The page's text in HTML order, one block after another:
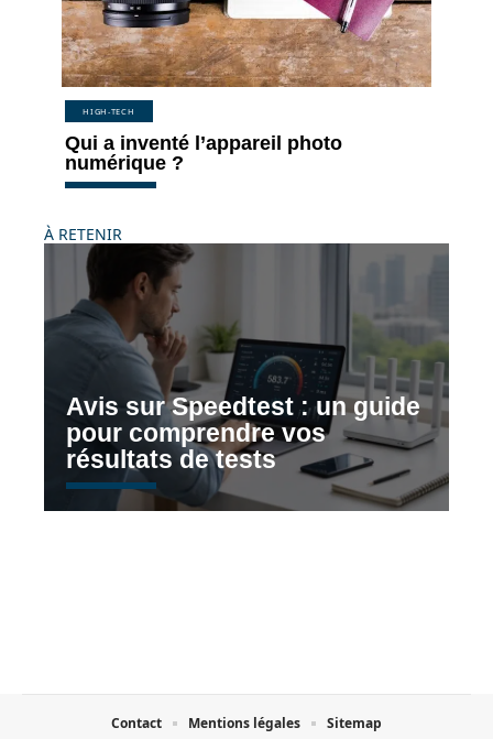
HIGH-TECH
Qui a inventé l’appareil photo
numérique ?
À RETENIR
Avis sur Speedtest : un guide
pour comprendre vos
résultats de tests
Contact Mentions légales Sitemap